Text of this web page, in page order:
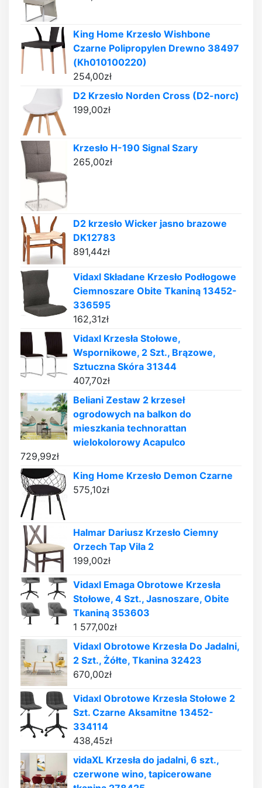
King Home Krzesło Wishbone
Czarne Polipropylen Drewno 38497
(Kh010100220)
254,00zł
D2 Krzesło Norden Cross (D2-norc)
199,00zł
Krzesło H-190 Signal Szary
265,00zł
D2 krzesło Wicker jasno brazowe
DK12783
891,44zł
Vidaxl Składane Krzesło Podłogowe
Ciemnoszare Obite Tkaniną 13452-
336595
162,31zł
Vidaxl Krzesła Stołowe,
Wspornikowe, 2 Szt., Brązowe,
Sztuczna Skóra 31344
407,70zł
Beliani Zestaw 2 krzeseł
ogrodowych na balkon do
mieszkania technorattan
wielokolorowy Acapulco
729,99zł
King Home Krzesło Demon Czarne
575,10zł
Halmar Dariusz Krzesło Ciemny
Orzech Tap Vila 2
199,00zł
Vidaxl Emaga Obrotowe Krzesła
Stołowe, 4 Szt., Jasnoszare, Obite
Tkaniną 353603
1 577,00zł
Vidaxl Obrotowe Krzesła Do Jadalni,
2 Szt., Żółte, Tkanina 32423
670,00zł
Vidaxl Obrotowe Krzesła Stołowe 2
Szt. Czarne Aksamitne 13452-
334114
438,45zł
vidaXL Krzesła do jadalni, 6 szt.,
czerwone wino, tapicerowane